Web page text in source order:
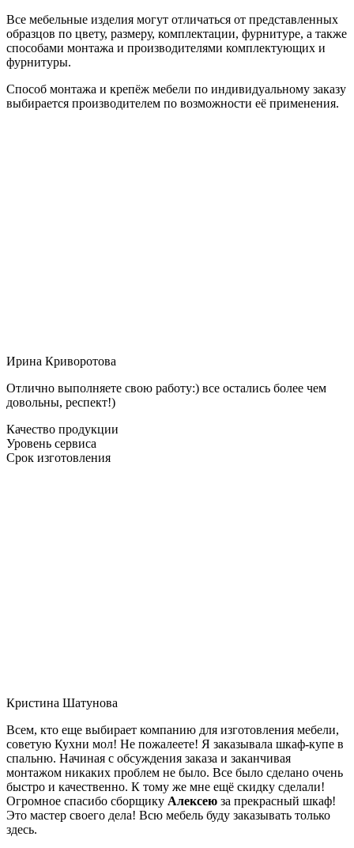
Все мебельные изделия могут отличаться от представленных
образцов по цвету, размеру, комплектации, фурнитуре, а также
способами монтажа и производителями комплектующих и
фурнитуры.
Способ монтажа и крепёж мебели по индивидуальному заказу
выбирается производителем по возможности её применения.
Ирина Криворотова
Отлично выполняете свою работу:) все остались более чем
довольны, респект!)
Качество продукции
Уровень сервиса
Срок изготовления
Кристина Шатунова
Всем, кто еще выбирает компанию для изготовления мебели,
советую Кухни мол! Не пожалеете! Я заказывала шкаф-купе в
спальню. Начиная с обсуждения заказа и заканчивая
монтажом никаких проблем не было. Все было сделано очень
быстро и качественно. К тому же мне ещё скидку сделали!
Огромное спасибо сборщику Алексею за прекрасный шкаф!
Это мастер своего дела! Всю мебель буду заказывать только
здесь.